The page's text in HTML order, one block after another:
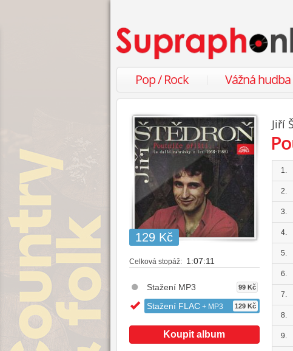
Pop / Rock Vážná hudba
129 Kč
Celková stopáž: 1:07:11
Stažení MP3 99 Kč
Stažení FLAC + MP3 129 Kč
Koupit album
Jiří
1.
2.
3.
4.
5.
6.
7.
8.
9.